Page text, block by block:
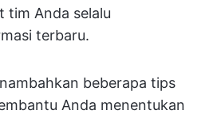
tim Anda selalu
terbaru.
beberapa tips
Anda menentukan